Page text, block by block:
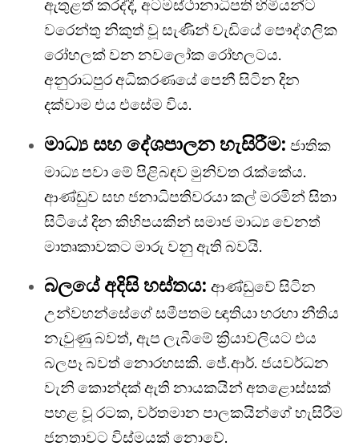
ඇතුළත් කරද්දී, අටමස්ථානාධිපති හිමියන්ට
වරෙන්තු නිකුත් වූ සැණින් වැඩියේ පෞද්ගලික
රෝහලක් වන නවලෝක රෝහලටය.
අනුරාධපුර අධිකරණයේ පෙනී සිටින දින
දක්වාම එය එසේම විය.
මාධ්‍ය සහ දේශපාලන හැසිරීම: ජාතික
මාධ්‍ය පවා මේ පිළිබඳව මුනිවත රැක්කේය.
ආණ්ඩුව සහ ජනාධිපතිවරයා කල් මරමින් සිතා
සිටියේ දින කිහිපයකින් සමාජ මාධ්‍ය වෙනත්
මාතෘකාවකට මාරු වනු ඇති බවයි.
බලයේ අදිසි හස්තය: ආණ්ඩුවේ සිටින
උන්වහන්සේගේ සමීපතම ඥාතියා හරහා නීතිය
නැවුණු බවත්, ඇප ලැබීමේ ක්‍රියාවලියට එය
බලපෑ බවත් නොරහසකි. ජේ.ආර්. ජයවර්ධන
වැනි කොන්දක් ඇති නායකයින් අතළොස්සක්
පහළ වූ රටක, වර්තමාන පාලකයින්ගේ හැසිරීම
ජනතාවට විස්මයක් නොවේ.